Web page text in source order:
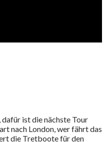
ist die nächste Tour
nach London, wer fährt das
die Tretboote für den